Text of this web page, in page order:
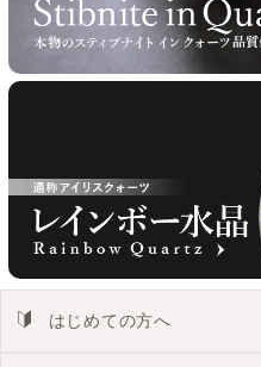
はじめての方へ